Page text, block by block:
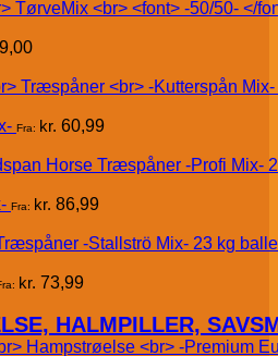
Fra: kr. 60,99
Fra: kr. 86,99
kr. 73,99
HALMPILLER,